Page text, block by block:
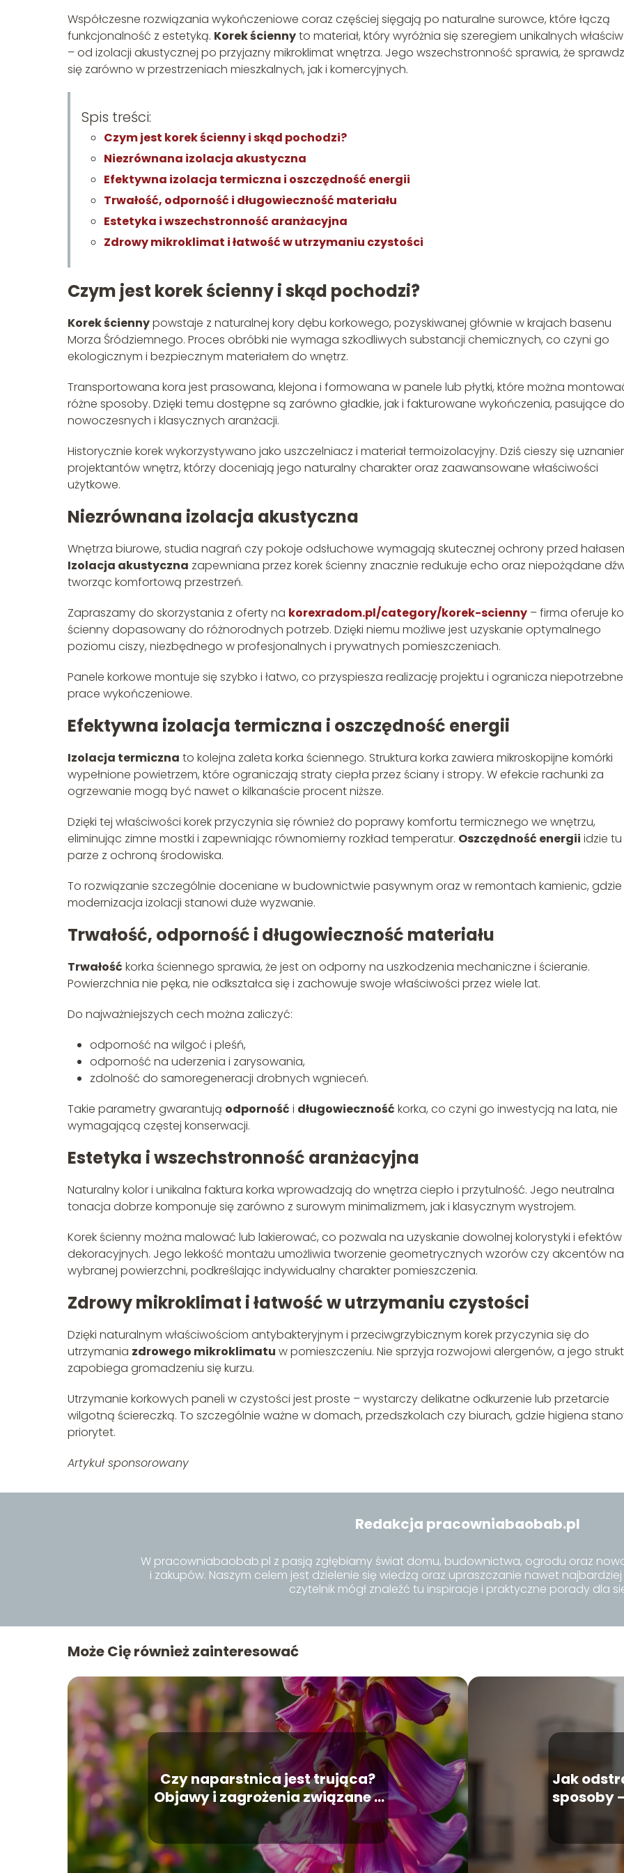
Współczesne rozwiązania wykończeniowe coraz częściej sięgają po naturalne surowce, które łączą
funkcjonalność z estetyką. Korek ściennyto materiał, który wyróżnia się szeregiem unikalnych
– od izolacji akustycznej po przyjazny mikroklimat wnętrza. Jego wszechstronność sprawia, że
się zarówno w przestrzeniach mieszkalnych, jak i komercyjnych.
Spis treści:
Czym jest korek ścienny i skąd pochodzi?
Niezrównana izolacja akustyczna
Efektywna izolacja termiczna i oszczędność energii
Trwałość, odporność i długowieczność materiału
Estetyka i wszechstronność aranżacyjna
Zdrowy mikroklimat i łatwość w utrzymaniu czystości
Czym jest korek ścienny i skąd pochodzi?
Korek ściennypowstaje z naturalnej kory dębu korkowego, pozyskiwanej głównie w krajach basenu
Morza Śródziemnego. Proces obróbki nie wymaga szkodliwych substancji chemicznych, co czyni go
ekologicznym i bezpiecznym materiałem do wnętrz.
Transportowana kora jest prasowana, klejona i formowana w panele lub płytki, które można
różne sposoby. Dzięki temu dostępne są zarówno gładkie, jak i fakturowane wykończenia, pasujące do
nowoczesnych i klasycznych aranżacji.
Historycznie korek wykorzystywano jako uszczelniacz i materiał termoizolacyjny. Dziś cieszy się
projektantów wnętrz, którzy doceniają jego naturalny charakter oraz zaawansowane właściwości
użytkowe.
Niezrównana izolacja akustyczna
Wnętrza biurowe, studia nagrań czy pokoje odsłuchowe wymagają skutecznej ochrony przed
Izolacja akustyczna zapewniana przez korek ścienny znacznie redukuje echo oraz niepożądane
tworząc komfortową przestrzeń.
Zapraszamy do skorzystania z oferty na korexradom.pl/category/korek-scienny – firma oferuje
ścienny dopasowany do różnorodnych potrzeb. Dzięki niemu możliwe jest uzyskanie optymalnego
poziomu ciszy, niezbędnego w profesjonalnych i prywatnych pomieszczeniach.
Panele korkowe montuje się szybko i łatwo, co przyspiesza realizację projektu i ogranicza niepotrzebne
prace wykończeniowe.
Efektywna izolacja termiczna i oszczędność energii
Izolacja termiczna to kolejna zaleta korka ściennego. Struktura korka zawiera mikroskopijne komórki
wypełnione powietrzem, które ograniczają straty ciepła przez ściany i stropy. W efekcie rachunki za
ogrzewanie mogą być nawet o kilkanaście procent niższe.
Dzięki tej właściwości korek przyczynia się również do poprawy komfortu termicznego we wnętrzu,
eliminując zimne mostki i zapewniając równomierny rozkład temperatur. Oszczędność energii idzie
parze z ochroną środowiska.
To rozwiązanie szczególnie doceniane w budownictwie pasywnym oraz w remontach kamienic, gdzie
modernizacja izolacji stanowi duże wyzwanie.
Trwałość, odporność i długowieczność materiału
Trwałość korka ściennego sprawia, że jest on odporny na uszkodzenia mechaniczne i ścieranie.
Powierzchnia nie pęka, nie odkształca się i zachowuje swoje właściwości przez wiele lat.
Do najważniejszych cech można zaliczyć:
odporność na wilgoć i pleśń,
odporność na uderzenia i zarysowania,
zdolność do samoregeneracji drobnych wgnieceń.
Takie parametry gwarantują odporność i długowieczność korka, co czyni go inwestycją na lata, nie
wymagającą częstej konserwacji.
Estetyka i wszechstronność aranżacyjna
Naturalny kolor i unikalna faktura korka wprowadzają do wnętrza ciepło i przytulność. Jego neutralna
tonacja dobrze komponuje się zarówno z surowym minimalizmem, jak i klasycznym wystrojem.
Korek ścienny można malować lub lakierować, co pozwala na uzyskanie dowolnej kolorystyki i efektów
dekoracyjnych. Jego lekkość montażu umożliwia tworzenie geometrycznych wzorów czy akcentów na
wybranej powierzchni, podkreślając indywidualny charakter pomieszczenia.
Zdrowy mikroklimat i łatwość w utrzymaniu czystości
Dzięki naturalnym właściwościom antybakteryjnym i przeciwgrzybicznym korek przyczynia się do
utrzymania zdrowego mikroklimatu w pomieszczeniu. Nie sprzyja rozwojowi alergenów, a jego
zapobiega gromadzeniu się kurzu.
Utrzymanie korkowych paneli w czystości jest proste – wystarczy delikatne odkurzenie lub przetarcie
wilgotną ściereczką. To szczególnie ważne w domach, przedszkolach czy biurach, gdzie higiena
priorytet.
Artykuł sponsorowany
Redakcja pracowniabaobab.pl
W pracowniabaobab.pl z pasją zgłębiamy świat domu, budownictwa, ogrodu oraz
i zakupów. Naszym celem jest dzielenie się wiedzą oraz upraszczanie nawet
czytelnik mógł znaleźć tu inspiracje i praktyczne porady dla
Może Cię również zainteresować
Czy naparstnica jest trująca?
Objawy i zagrożenia związane z
rośliną
Jak
sposoby